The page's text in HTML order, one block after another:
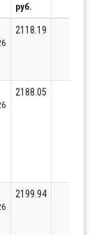
руб.
2118.19
2188.05
2199.94